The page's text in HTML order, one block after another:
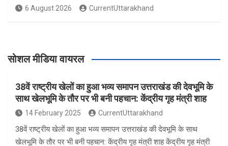
6 August 2026 CurrentUttarakhand
सोशल मीडिया वायरल
38वें राष्ट्रीय खेलों का हुआ भव्य समापन उत्तराखंड की देवभूमि के
साथ खेलभूमि के तौर पर भी बनी पहचान: केंद्रीय गृह मंत्री शाह
14 February 2025 CurrentUttarakhand
38वें राष्ट्रीय खेलों का हुआ भव्य समापन उत्तराखंड की देवभूमि के साथ
खेलभूमि के तौर पर भी बनी पहचान: केंद्रीय गृह मंत्री शाह केंद्रीय गृह मंत्री